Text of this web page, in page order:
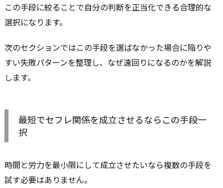
この手段に絞ることで自分の判断を正当化できる合理的な
選択になります。
次のセクションではこの手段を選ばなかった場合に陥りや
すい失敗パターンを整理し、なぜ遠回りになるのかを解説
します。
最短でセフレ関係を成立させるならこの手段一
択
時間と労力を最小限にして成立させたいなら複数の手段を
試す必要はありません。